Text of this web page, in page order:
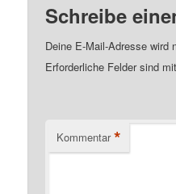
Schreibe
Deine E-Mail-Adresse wird
Erforderliche Felder sind
Kommentar *